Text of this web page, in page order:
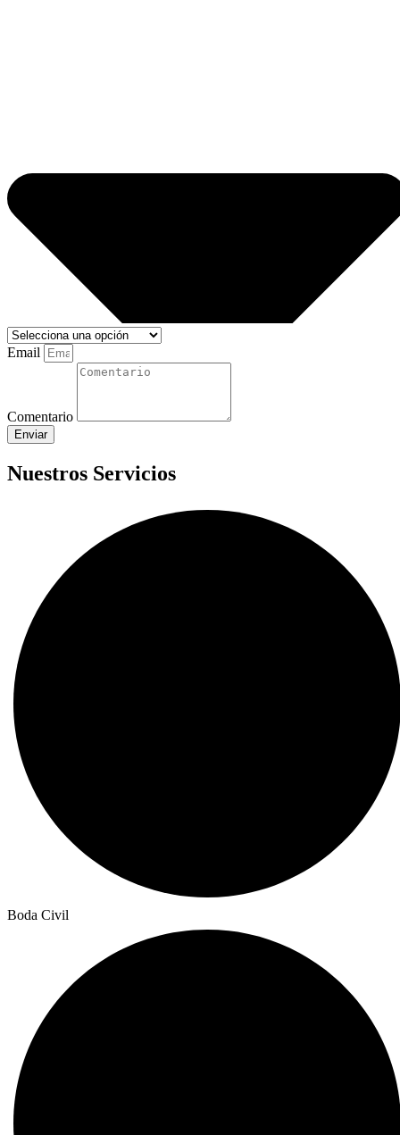
Email
Comentario
Enviar
Nuestros Servicios
Boda Civil